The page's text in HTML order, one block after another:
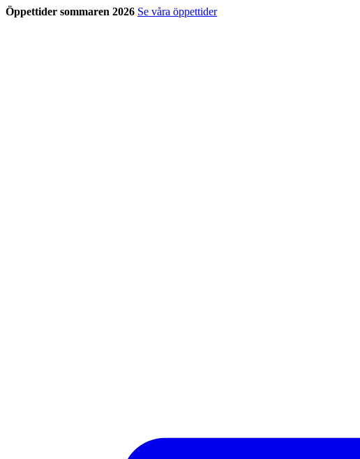
Öppettider sommaren 2026 Se våra öppettider